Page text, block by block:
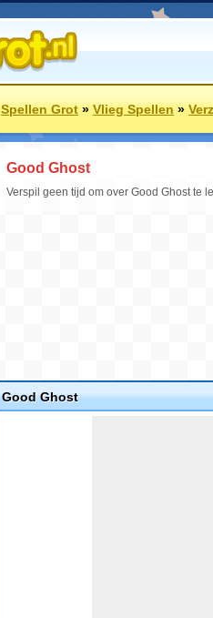
Spellen Grot»Vlieg Spellen»
Good Ghost
Verspil geen tijd om over Good Ghost te
Good Ghost